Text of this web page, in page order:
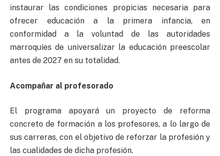
instaurar las condiciones propicias necesaria para
ofrecer educación a la primera infancia, en
conformidad a la voluntad de las autoridades
marroquíes de universalizar la educación preescolar
antes de 2027 en su totalidad.
Acompañar al profesorado
El programa apoyará un proyecto de reforma
concreto de formación a los profesores, a lo largo de
sus carreras, con el objetivo de reforzar la profesión y
las cualidades de dicha profesión.